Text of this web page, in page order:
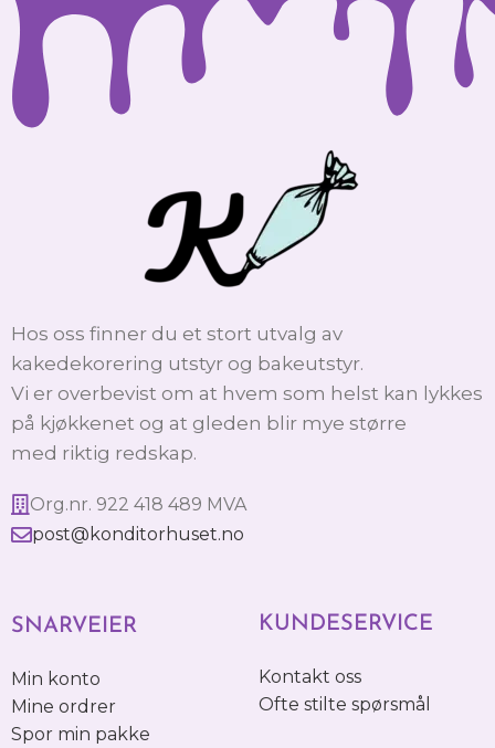
Hos oss finner du et stort utvalg av
kakedekorering utstyr og bakeutstyr.
Vi er overbevist om at hvem som helst kan lykkes
på kjøkkenet og at gleden blir mye større
med riktig redskap.
Org.nr. 922 418 489 MVA
post@konditorhuset.no
SNARVEIER
Min konto
Mine ordrer
Spor min pakke
KUNDESERVICE
Kontakt oss
Ofte stilte spørsmål